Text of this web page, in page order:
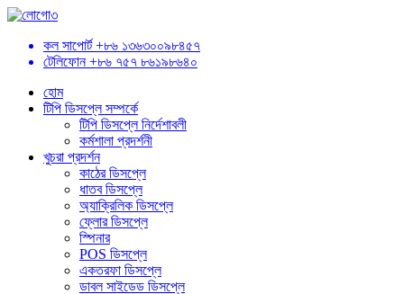
কল সাপোর্ট +৮৬ ১৩৬৩০০৯৮৪৫৭
টেলিফোন +৮৬ ৭৫৭ ৮৬১৯৮৬৪০
হোম
টিপি ডিসপ্লে সম্পর্কে
টিপি ডিসপ্লে নির্দেশাবলী
কর্মশালা প্রদর্শনী
খুচরা প্রদর্শন
কাঠের ডিসপ্লে
ধাতব ডিসপ্লে
অ্যাক্রিলিক ডিসপ্লে
ফ্লোর ডিসপ্লে
স্পিনার
POS ডিসপ্লে
একতরফা ডিসপ্লে
ডাবল সাইডেড ডিসপ্লে